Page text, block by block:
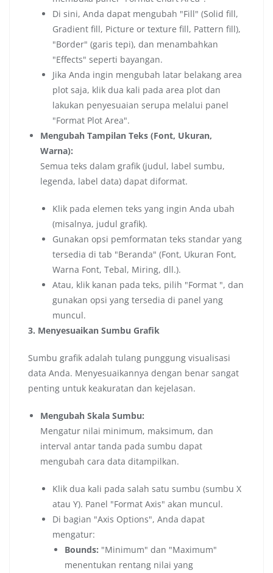
Di sini, Anda dapat mengubah "Fill" (Solid fill,
Gradient fill, Picture or texture fill, Pattern fill),
"Border" (garis tepi), dan menambahkan
"Effects" seperti bayangan.
Jika Anda ingin mengubah latar belakang area
plot saja, klik dua kali pada area plot dan
lakukan penyesuaian serupa melalui panel
"Format Plot Area".
Mengubah Tampilan Teks (Font, Ukuran,
Warna):
Semua teks dalam grafik (judul, label sumbu,
legenda, label data) dapat diformat.
Klik pada elemen teks yang ingin Anda ubah
(misalnya, judul grafik).
Gunakan opsi pemformatan teks standar yang
tersedia di tab "Beranda" (Font, Ukuran Font,
Warna Font, Tebal, Miring, dll.).
Atau, klik kanan pada teks, pilih "Format ", dan
gunakan opsi yang tersedia di panel yang
muncul.
3. Menyesuaikan Sumbu Grafik
Sumbu grafik adalah tulang punggung visualisasi
data Anda. Menyesuaikannya dengan benar sangat
penting untuk keakuratan dan kejelasan.
Mengubah Skala Sumbu:
Mengatur nilai minimum, maksimum, dan
interval antar tanda pada sumbu dapat
mengubah cara data ditampilkan.
Klik dua kali pada salah satu sumbu (sumbu X
atau Y). Panel "Format Axis" akan muncul.
Di bagian "Axis Options", Anda dapat
mengatur:
Bounds: "Minimum" dan "Maximum"
menentukan rentang nilai yang